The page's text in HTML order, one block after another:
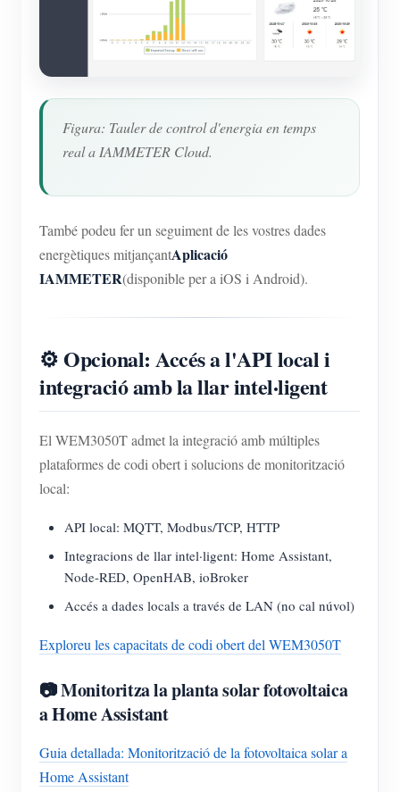
Figura: Tauler de control d'energia en temps
real a IAMMETER Cloud.
També podeu fer un seguiment de les vostres dades
energètiques mitjançantAplicació
IAMMETER(disponible per a iOS i Android).
⚙️ Opcional: Accés a l'API local i
integració amb la llar intel·ligent
El WEM3050T admet la integració amb múltiples
plataformes de codi obert i solucions de monitorització
local:
API local: MQTT, Modbus/TCP, HTTP
Integracions de llar intel·ligent: Home Assistant,
Node-RED, OpenHAB, ioBroker
Accés a dades locals a través de LAN (no cal núvol)
Exploreu les capacitats de codi obert del WEM3050T
📷 Monitoritza la planta solar fotovoltaica
a Home Assistant
Guia detallada: Monitorització de la fotovoltaica solar a
Home Assistant